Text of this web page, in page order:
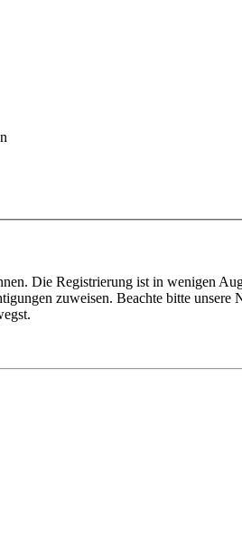
Die Registrierung ist in wenigen
zuweisen. Beachte bitte